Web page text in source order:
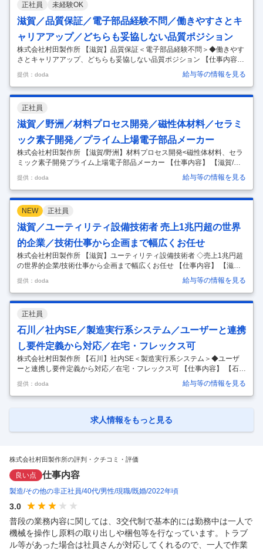
正社員 未経験OK
滋賀／品質保証／電子部品経験不問／働きやすさとキ
ャリアアップ／どちらも妥協しない品質ポジション
株式会社村田製作所 【滋賀】品質保証＜電子部品経験不問＞◆働きやす
さとキャリアアップ、どちらも妥協しない品質ポジション 【仕事内容】
【滋賀】品質保証＜電子部品経験不問＞◆働きやすさとキャリアアッ
プ、どちらも妥協しない品質ポジション 【具体的な仕事内容】 ～電子部
品経験不問。品質保証として、製品開発の源流から量産・グローバル展
開まで品質を創り込むことが可能です～ 電子部品の品質保証における、
以下業務を担当して頂きます。 ■業務詳細（業務例） ・新規開発取り組
みのプロジェクト会議に参加。開発目標やその評価方法の検討に品質視
点でアドバイスを行う。 ・既存量産品の材料・設計変更に対して品質視
点で参画…
提供：doda 給与等の情報を見る
正社員
滋賀／野洲／材料プロセス開発／磁性体材料／セラミ
ック素子開発／プライム上場電子部品メーカー
株式会社村田製作所 【滋賀/野洲】材料プロセス開発<磁性体材料、セラ
ミック素子開発プライム上場電子部品メーカー 【仕事内容】 【滋賀/野
洲】材料プロセス開発<磁性体材料、セラミック素子開発プライム上場
電子部品メーカー 【具体的な仕事内容】 電子部品向けの磁性材料の設
計、原料プロセスおよび窯業プロセスの技術開発に携わっていただきま
す。 業務の流れとしては、商品開発部門より「どんな性能のインダクタ
が必要で、そのためにどんなコアがいるか」というニーズを受けて、組
成の検討から、それを実現するためのプロセス開発までを担います。 ■
業務詳細 ・既存材料のQCDを抜本的に改善する取り組みを、工場の製造
プロセ…
提供：doda 給与等の情報を見る
NEW 正社員
滋賀／ユーティリティ設備技術者 売上1兆円超の世界
的企業／技術仕事から企画まで幅広くお任せ
株式会社村田製作所 【滋賀】ユーティリティ設備技術者 ◇売上1兆円超
の世界的企業/技術仕事から企画まで幅広くお任せ 【仕事内容】 【滋
賀】ユーティリティ設備技術者 ◇売上1兆円超の世界的企業/技術仕事か
ら企画まで幅広くお任せ 【具体的な仕事内容】 生産活動の土台となる工
場インフラ施設・ユーティリティ設備（電気/排水/ボイラー設備/空調
等）担当として、以下業務を担って頂きます。 ■業務詳細 ◇工場のユー
ティリティ設備全般の点検、メンテナンス計画、トラブル対応 ◇改修等
の工事における対応（工事会社の選定、調整、見積、稟議書作成など）
◇施設保全に関するテーマ（例:DXを活用した保全、体制検討など）…
提供：doda 給与等の情報を見る
正社員
石川／社内SE／製造実行系システム／ユーザーと連携
し要件定義から対応／在宅・フレックス可
株式会社村田製作所 【石川】社内SE＜製造実行系システム＞◆ユーザ
ーと連携し要件定義から対応／在宅・フレックス可 【仕事内容】 【石
川】社内SE＜製造実行系システム＞◆ユーザーと連携し要件定義から対
応／在宅・フレックス可 【具体的な仕事内容】 スマートファクトリー構
想実現に向け、製造実行系システム（MES等）の企画・開発・保守・運
理、要件定義など上流工程から開発・導入・標準化まで一貫して推進 ・
提供：doda 給与等の情報を見る
求人情報をもっと見る
株式会社村田製作所の評判・クチコミ・評価
良い点 仕事内容
製造 その他の非正社員 40代 男性 現職 既婚 2022年頃
3.0
普段の業務内容に関しては、3交代制で基本的には勤務中は一人で
機械を操作し原料の取り出しや梱包等を行なっています。トラブ
ル等があった場合は社員さんが対応してくれるので、一人で作業